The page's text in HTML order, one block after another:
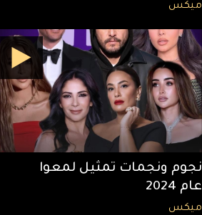
ميكس
نجوم ونجمات تمثيل لمعوا
عام 2024
ميكس